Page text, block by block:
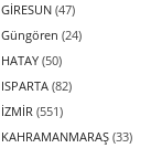
GİRESUN (47)
Güngören (24)
HATAY (50)
ISPARTA (82)
İZMİR (551)
KAHRAMANMARAŞ (33)